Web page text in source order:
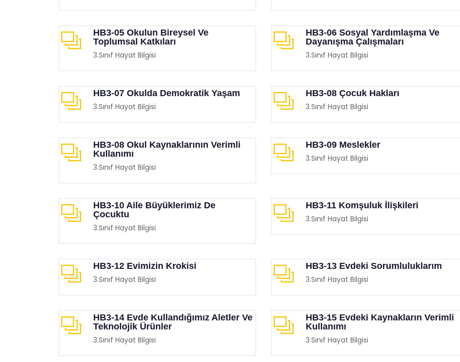
HB3-05 Okulun Bireysel Ve
Toplumsal Katkıları
3.Sınıf Hayat Bilgisi
HB3-06 Sosyal Yardımlaşma Ve
Dayanışma Çalışmaları
3.Sınıf Hayat Bilgisi
HB3-07 Okulda Demokratik Yaşam
3.Sınıf Hayat Bilgisi
HB3-08 Çocuk Hakları
3.Sınıf Hayat Bilgisi
HB3-08 Okul Kaynaklarının Verimli
Kullanımı
3.Sınıf Hayat Bilgisi
HB3-09 Meslekler
3.Sınıf Hayat Bilgisi
HB3-10 Aile Büyüklerimiz De
Çocuktu
3.Sınıf Hayat Bilgisi
HB3-11 Komşuluk İlişkileri
3.Sınıf Hayat Bilgisi
HB3-12 Evimizin Krokisi
3.Sınıf Hayat Bilgisi
HB3-13 Evdeki Sorumluluklarım
3.Sınıf Hayat Bilgisi
HB3-14 Evde Kullandığımız Aletler Ve
Teknolojik Ürünler
3.Sınıf Hayat Bilgisi
HB3-15 Evdeki Kaynakların Verimli
Kullanımı
3.Sınıf Hayat Bilgisi
Balon Sektirme Oyunu Mobil Destekli Eğitsel Oyunlar
Oyun Köşesi
MEB Temassız Oyunlar Kitabı
Eğitimgen /Oyun Köşesi